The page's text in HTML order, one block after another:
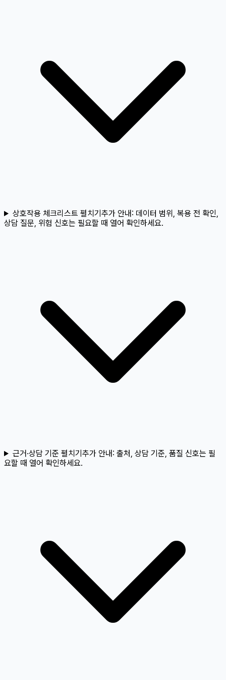
상호작용 체크리스트 펼치기추가 안내: 데이터 범위, 복용 전 확인,
상담 질문, 위험 신호는 필요할 때 열어 확인하세요.
근거·상담 기준 펼치기추가 안내: 출처, 상담 기준, 품질 신호는 필
요할 때 열어 확인하세요.